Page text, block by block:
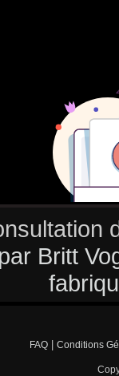
Britt
FAQ Conditions